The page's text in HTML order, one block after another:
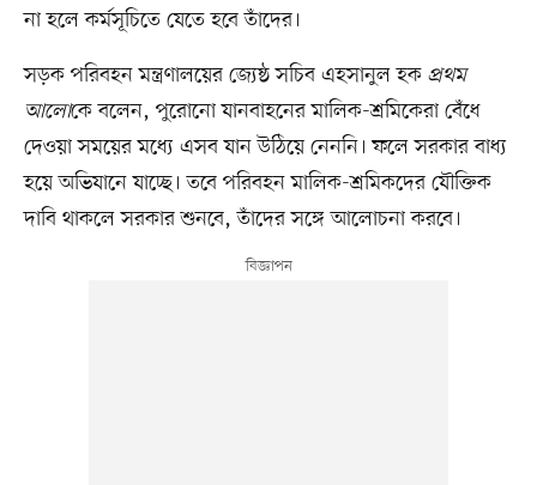
না হলে কর্মসূচিতে যেতে হবে তাঁদের।
সড়ক পরিবহন মন্ত্রণালয়ের জ্যেষ্ঠ সচিব এহসানুল হক প্রথম
আলোকে বলেন, পুরোনো যানবাহনের মালিক-শ্রমিকেরা বেঁধে
দেওয়া সময়ের মধ্যে এসব যান উঠিয়ে নেননি। ফলে সরকার বাধ্য
হয়ে অভিযানে যাচ্ছে। তবে পরিবহন মালিক-শ্রমিকদের যৌক্তিক
দাবি থাকলে সরকার শুনবে, তাঁদের সঙ্গে আলোচনা করবে।